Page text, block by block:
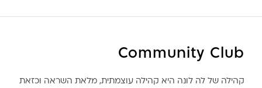
Community Club
קהילה של לה לונה היא קהילה עוצמתית, מלאת השראה וכזאת